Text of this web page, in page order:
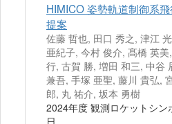
HIMICO 姿勢軌道制御系
提案
佐藤 哲也, 田口 秀之, 津江
亜紀子, 今村 俊介, 髙橋 英
行, 古賀 勝, 増田 和三, 中谷
兼吾, 手塚 亜聖, 藤川 貴弘,
郎, 丸 祐介, 坂本 勇樹
2024年度 観測ロケットシ